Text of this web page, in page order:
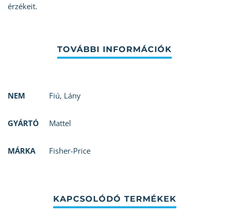
érzékeit.
NEM Fiú, Lány
GYÁRTÓ Mattel
MÁRKA Fisher-Price
KAPCSOLÓDÓ TERMÉKEK